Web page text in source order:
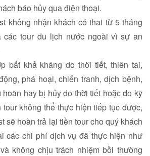
báo hủy qua điện thoại.
không nhận khách có thai từ 5 tháng
các tour du lịch nước ngoài vì sự an
bất khả kháng do thời tiết, thiên tai,
phá hoại, chiến tranh, dịch bệnh,
hay bị hủy do thời tiết hoặc do kỹ
không thể thực hiện tiếp tục được,
sẽ hoàn trả lại tiền tour cho quý khách
các chi phí dịch vụ đã thực hiện như
không chịu trách nhiệm bồi thường